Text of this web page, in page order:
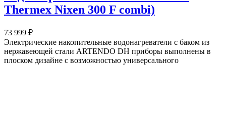
Thermex Nixen 300 F combi)
73 999 ₽
Электрические накопительные водонагреватели с баком из
нержавеющей стали ARTENDO DH приборы выполнены в
плоском дизайне с возможностью универсального